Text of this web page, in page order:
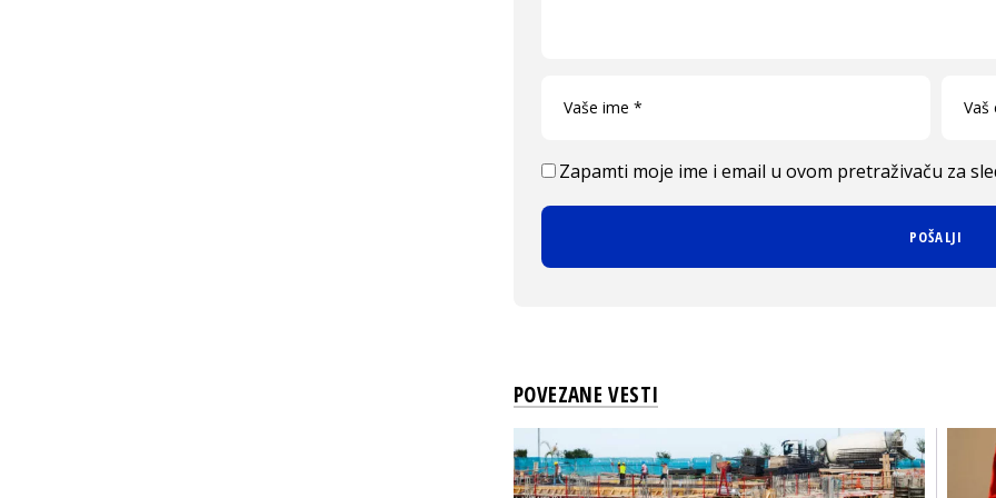
Zapamti moje ime i email u ovom pretraživaču za
POVEZANE VESTI